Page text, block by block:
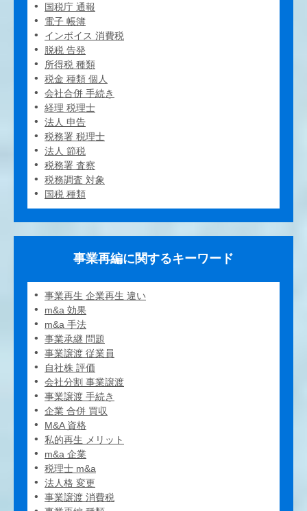
国税庁 通報
電子 帳簿
インボイス 消費税
脱税 告発
所得税 種類
税金 種類 個人
会社合併 手続き
経理 税理士
法人 申告
税務署 税理士
法人 節税
税務署 査察
税務調査 対象
国税 種類
事業再編に関するキーワード
事業再生 企業再生 違い
m&a 効果
m&a 手法
事業承継 問題
事業譲渡 従業員
自社株 評価
会社分割 事業譲渡
事業譲渡 手続き
企業 合併 買収
M&A 資格
私的再生 メリット
m&a 企業
税理士 m&a
法人格 変更
事業譲渡 消費税